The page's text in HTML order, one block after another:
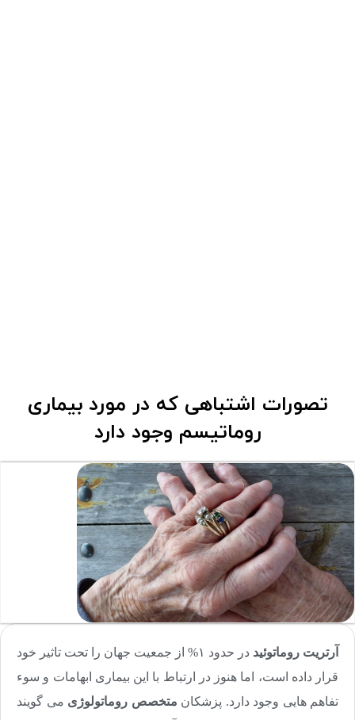
تصورات اشتباهی که در مورد بیماری
روماتیسم وجود دارد
آرتریت روماتوئید
در حدود ۱% از جمعیت جهان را تحت تاثیر خود
قرار داده است، اما هنوز در ارتباط با این بیماری ابهامات و سوء
تفاهم هایی وجود دارد. پزشکان متخصص روماتولوژی می گویند